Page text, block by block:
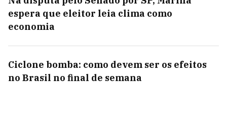
espera que eleitor leia clima como
economia
Ciclone bomba: como devem ser os efeitos
no Brasil no final de semana